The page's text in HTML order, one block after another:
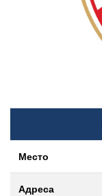
Место
Адреса